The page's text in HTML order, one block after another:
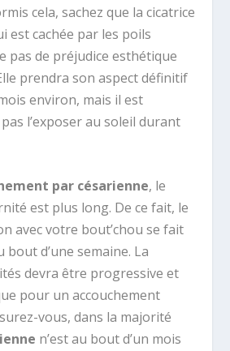
cela, sachez que la cicatrice
est cachée par les poils
pas de préjudice esthétique
prendra son aspect définitif
environ, mais il est
l’exposer au soleil durant
par césarienne, le
est plus long. De ce fait, le
avec votre bout’chou se fait
d’une semaine. La
devra être progressive et
pour un accouchement
vous, dans la majorité
n’est au bout d’un mois